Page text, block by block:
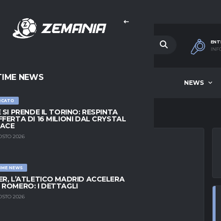
NEWS
NEWS
SI PRENDE IL TORINO: RESPINTA
DI 16 MILIONI DAL CRYSTAL
2026
NEWS
L’ATLETICO MADRID ACCELERA
ROMERO: I DETTAGLI
2026
PER LA
TENTANO